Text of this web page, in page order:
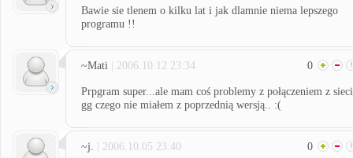
Bawie sie tlenem o kilku lat i jak dlamnie niema lepszego
programu !!
~Mati | 2006.10.12 23:34 0
Prpgram super...ale mam coś problemy z połączeniem z
gg czego nie miałem z poprzednią wersją.. :(
~j. | 2006.10.05 23:40 0